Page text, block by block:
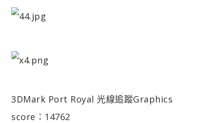
3DMark Port Royal 光線追蹤Graphics
score：14762